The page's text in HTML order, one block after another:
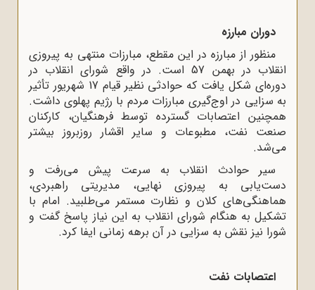
دوران مبارزه
منظور از مبارزه در این مقطع، مبارزات منتهی به پیروزی
انقلاب در بهمن 57 است. در واقع شورای انقلاب در
دوره‌ای شکل یافت که حوادثی نظیر قیام 17 شهریور تأثیر
به سزایی در اوج‌گیری مبارزات مردم با رژیم پهلوی داشت.
همچنین اعتصابات گسترده‌ توسط فرهنگیان، کارکنان
صنعت نفت، مطبوعات و سایر اقشار روزبروز بیشتر
می‌شد.
سیر حوادث انقلاب به سرعت پیش می‌رفت و
دست‌یابی به پیروزی نهایی، مدیریتی راهبردی،
هماهنگی‌های کلان و نظارت مستمر می‌طلبید. امام با
تشکیل به هنگام شورای انقلاب به این نیاز پاسخ گفت و
شورا نیز نقش به سزایی در آن برهه زمانی ایفا کرد.
اعتصابات نفت